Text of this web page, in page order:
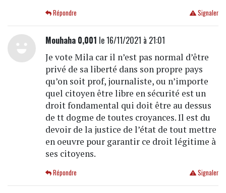
Signaler
Répondre
Mouhaha 0,001 le 16/11/2021 à 21:01
Je vote Mila car il n’est pas normal d’être
privé de sa liberté dans son propre pays
qu’on soit prof, journaliste, ou n’importe
quel citoyen être libre en sécurité est un
droit fondamental qui doit être au dessus
de tt dogme de toutes croyances. Il est du
devoir de la justice de l’état de tout mettre
en oeuvre pour garantir ce droit légitime à
ses citoyens.
Signaler
Répondre